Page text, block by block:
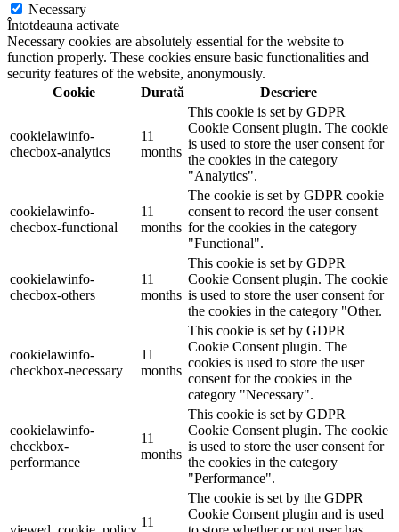
Necessary
Întotdeauna activate
Necessary cookies are absolutely essential for the website to
function properly. These cookies ensure basic functionalities and
security features of the website, anonymously.
Cookie
Durată Descriere
cookielawinfo-
checbox-analytics
11
months
This cookie is set by GDPR
Cookie Consent plugin. The cookie
is used to store the user consent for
the cookies in the category
"Analytics".
cookielawinfo-
checbox-functional
11
months
The cookie is set by GDPR cookie
consent to record the user consent
for the cookies in the category
"Functional".
cookielawinfo-
checbox-others
11
months
This cookie is set by GDPR
Cookie Consent plugin. The cookie
is used to store the user consent for
the cookies in the category "Other.
cookielawinfo-
checkbox-necessary
11
months
This cookie is set by GDPR
Cookie Consent plugin. The
cookies is used to store the user
consent for the cookies in the
category "Necessary".
cookielawinfo-
checkbox-
performance
11
months
This cookie is set by GDPR
Cookie Consent plugin. The cookie
is used to store the user consent for
the cookies in the category
"Performance".
11
The cookie is set by the GDPR
Cookie Consent plugin and is used